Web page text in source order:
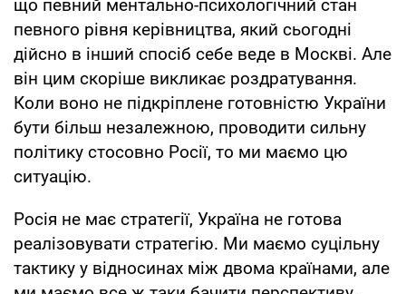
що певний ментально-психологічний стан
певного рівня керівництва, який сьогодні
дійсно в інший спосіб себе веде в Москві. Але
він цим скоріше викликає роздратування.
Коли воно не підкріплене готовністю України
бути більш незалежною, проводити сильну
політику стосовно Росії, то ми маємо цю
ситуацію.
Росія не має стратегії, Україна не готова
реалізовувати стратегію. Ми маємо суцільну
тактику у відносинах між двома країнами, але